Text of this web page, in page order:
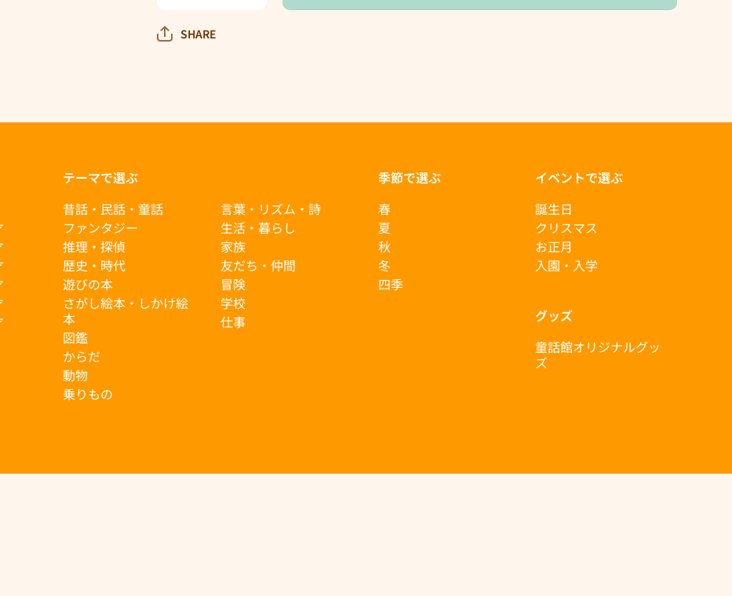
団お
りこ
SHARE
テーマで選ぶ
昔話・民話・童話
ファンタジー
推理・探偵
歴史・時代
遊びの本
さがし絵本・しかけ絵
本
図鑑
からだ
動物
乗りもの
言葉・リズム・詩
生活・暮らし
家族
友だち・仲間
冒険
学校
仕事
季節で選ぶ
春
夏
秋
冬
四季
イベントで選ぶ
誕生日
クリスマス
お正月
入園・入学
グッズ
童話館オリジナルグッ
ズ